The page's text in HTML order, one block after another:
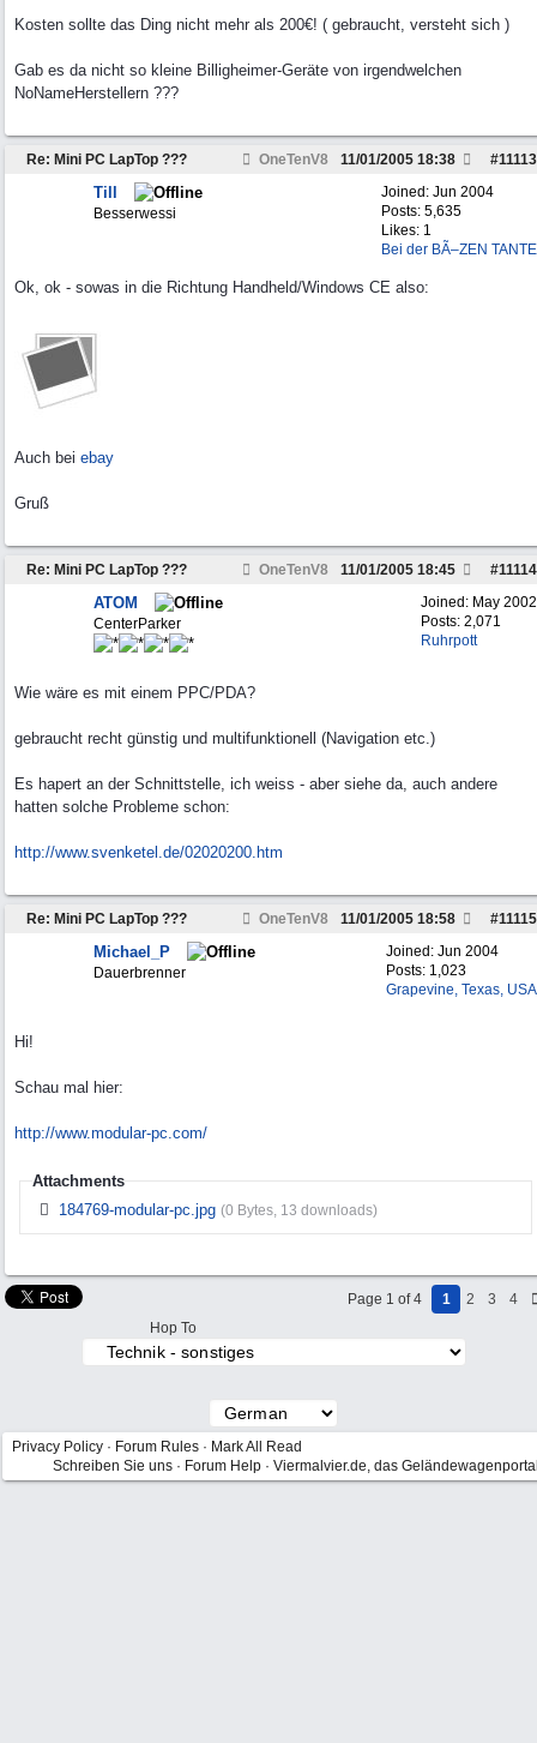
Kosten sollte das Ding nicht mehr als 200€! ( gebraucht, versteht sich )
Gab es da nicht so kleine Billigheimer-Geräte von irgendwelchen
NoNameHerstellern ???
Re: Mini PC LapTop ??? OneTenV8 #11113
11/01/2005 18:38
Joined: Jun 2004
Posts: 5,635
Likes: 1
Bei der BÃ–ZEN TANTE
Till
Besserwessi
Ok, ok - sowas in die Richtung Handheld/Windows CE also:
Auch bei ebay
Gruß
Re: Mini PC LapTop ??? OneTenV8 #11114
11/01/2005 18:45
Joined: May 2002
Posts: 2,071
Ruhrpott
ATOM
CenterParker
Wie wäre es mit einem PPC/PDA?
gebraucht recht günstig und multifunktionell (Navigation etc.)
Es hapert an der Schnittstelle, ich weiss - aber siehe da, auch andere
hatten solche Probleme schon:
http://www.svenketel.de/02020200.htm
Re: Mini PC LapTop ??? OneTenV8 #11115
11/01/2005 18:58
Joined: Jun 2004
Posts: 1,023
Grapevine, Texas, USA
Michael_P
Dauerbrenner
Hi!
Schau mal hier:
http://www.modular-pc.com/
Attachments
184769-modular-pc.jpg (0 Bytes, 13 downloads)
Page 1 of 4 1 2 3
4
Hop To
Privacy Policy · Forum Rules · Mark All Read
Schreiben Sie uns · Forum Help · Viermalvier.de, das